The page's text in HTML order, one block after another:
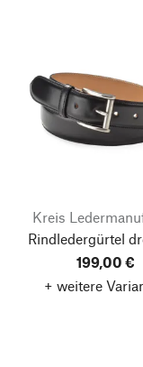
Kreis
Rindledergürtel
199,00 €
+ weitere